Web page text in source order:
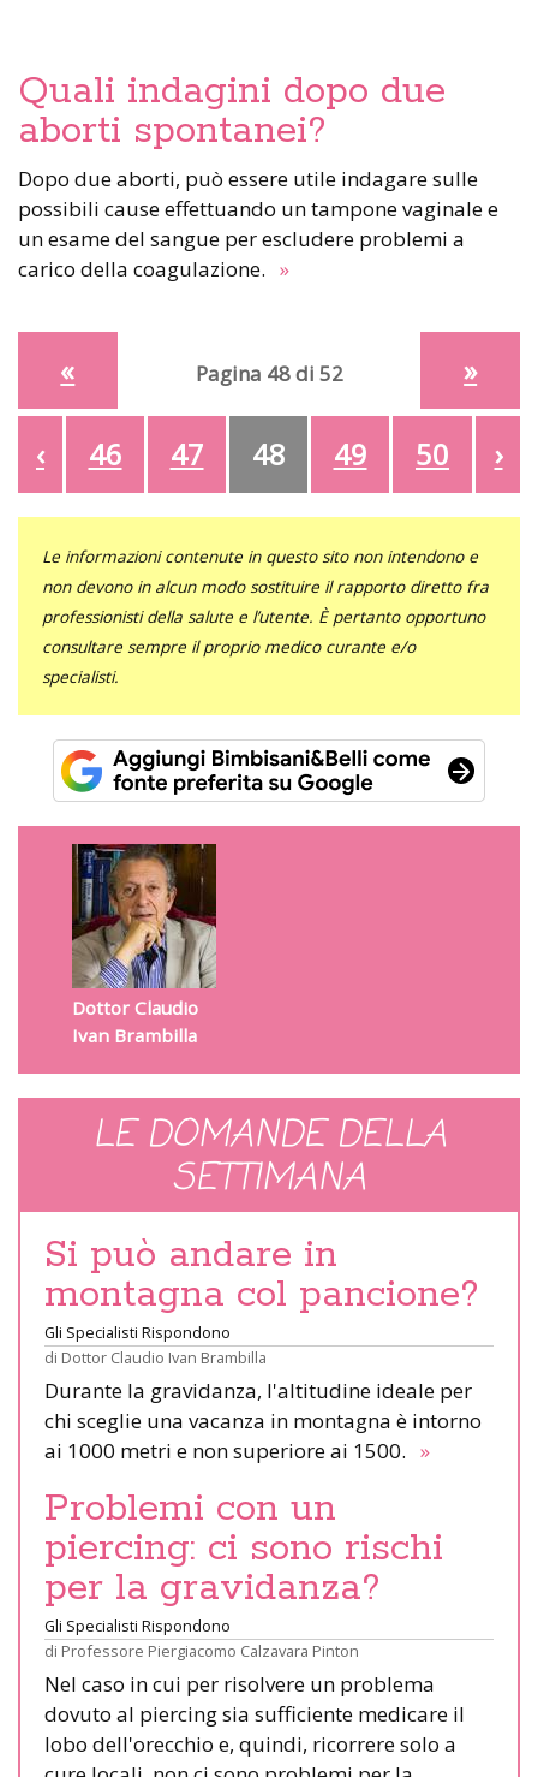
Quali indagini dopo due
aborti spontanei?
Dopo due aborti, può essere utile indagare sulle
possibili cause effettuando un tampone vaginale e
un esame del sangue per escludere problemi a
carico della coagulazione. »
Pagina 48 di 52
«
‹ 46 47 48 49 50 ›
»
Le informazioni contenute in questo sito non intendono e
non devono in alcun modo sostituire il rapporto diretto fra
professionisti della salute e l’utente. È pertanto opportuno
consultare sempre il proprio medico curante e/o
specialisti.
Dottor Claudio
Ivan Brambilla
LE DOMANDE DELLA
SETTIMANA
Si può andare in
montagna col pancione?
Gli Specialisti Rispondono
di Dottor Claudio Ivan Brambilla
Durante la gravidanza, l'altitudine ideale per
chi sceglie una vacanza in montagna è intorno
ai 1000 metri e non superiore ai 1500. »
Problemi con un
piercing: ci sono rischi
per la gravidanza?
Gli Specialisti Rispondono
di Professore Piergiacomo Calzavara Pinton
Nel caso in cui per risolvere un problema
dovuto al piercing sia sufficiente medicare il
lobo dell'orecchio e, quindi, ricorrere solo a